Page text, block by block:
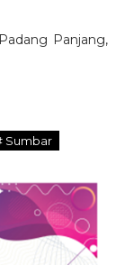
Panjang,
Sumbar